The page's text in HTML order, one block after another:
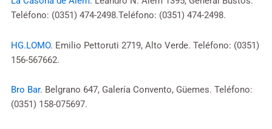
Teléfono: (0351) 474-2498.Teléfono: (0351) 474-2498.
HG.LOMO. Emilio Pettoruti 2719, Alto Verde. Teléfono: (0351)
156-567662.
Bro Bar. Belgrano 647, Galería Convento, Güemes. Teléfono:
(0351) 158-075697.